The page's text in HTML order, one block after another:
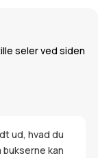
seler ved siden
ud, hvad du
kan